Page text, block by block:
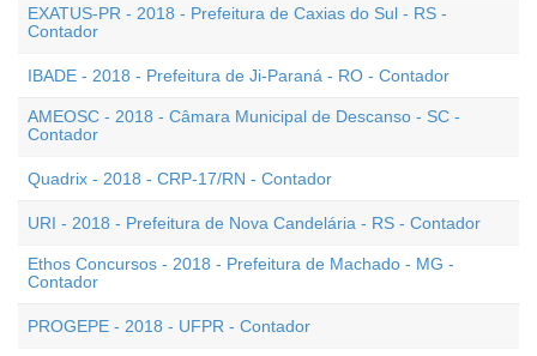
EXATUS-PR - 2018 - Prefeitura de Caxias do Sul - RS -
Contador
IBADE - 2018 - Prefeitura de Ji-Paraná - RO - Contador
AMEOSC - 2018 - Câmara Municipal de Descanso - SC -
Contador
Quadrix - 2018 - CRP-17/RN - Contador
URI - 2018 - Prefeitura de Nova Candelária - RS - Contador
Ethos Concursos - 2018 - Prefeitura de Machado - MG -
Contador
PROGEPE - 2018 - UFPR - Contador